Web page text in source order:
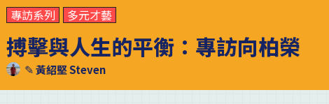
專訪系列 多元才藝
搏擊與人生的平衡：專訪向柏榮
✎黃紹堅 Steven